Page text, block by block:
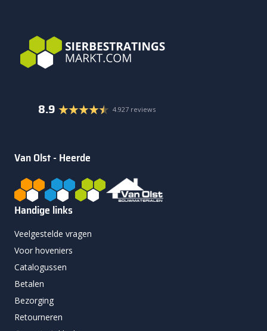
8.9 4.927 reviews
Van Olst - Heerde
Handige links
Veelgestelde vragen
Voor hoveniers
Catalogussen
Betalen
Bezorging
Retourneren